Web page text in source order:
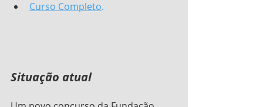
Curso Completo.
Situação atual